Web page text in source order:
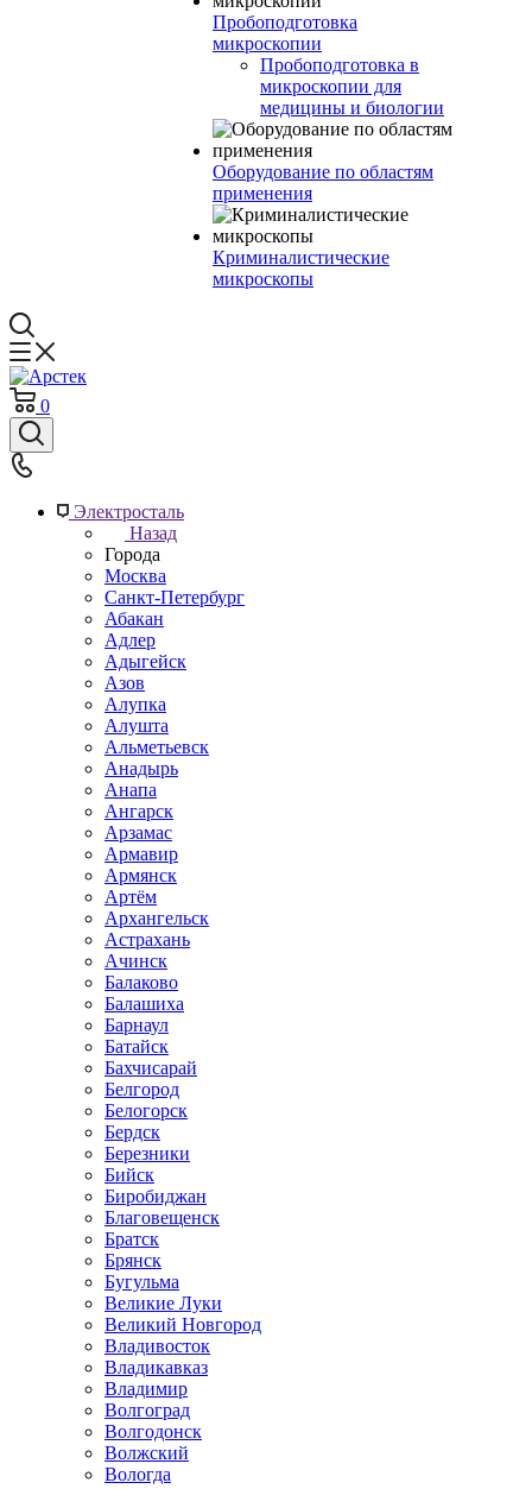
Пробоподготовка
микроскопии
Пробоподготовка в
микроскопии для
медицины и биологии
Оборудование по областям
применения
Криминалистические
микроскопы
0
Электросталь
Назад
Города
Москва
Санкт-Петербург
Абакан
Адлер
Адыгейск
Азов
Алупка
Алушта
Альметьевск
Анадырь
Анапа
Ангарск
Арзамас
Армавир
Армянск
Артём
Архангельск
Астрахань
Ачинск
Балаково
Балашиха
Барнаул
Батайск
Бахчисарай
Белгород
Белогорск
Бердск
Березники
Бийск
Биробиджан
Благовещенск
Братск
Брянск
Бугульма
Великие Луки
Великий Новгород
Владивосток
Владикавказ
Владимир
Волгоград
Волгодонск
Волжский
Вологда